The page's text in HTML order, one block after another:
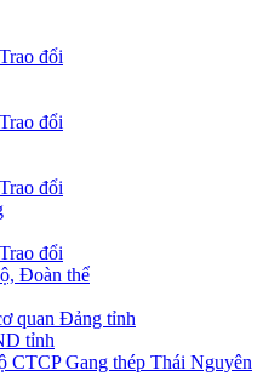
đổi
đổi
đổi
đổi
Đoàn thể
quan Đảng tỉnh
tỉnh
CTCP Gang thép Thái Nguyên